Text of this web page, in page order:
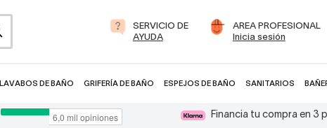
SERVICIO DE
AYUDA
AREA PROFESIONAL
Inicia sesión
LAVABOS DE BAÑO GRIFERÍA DE BAÑO ESPEJOS DE BAÑO SANITARIOS
Financia tu compra en 3